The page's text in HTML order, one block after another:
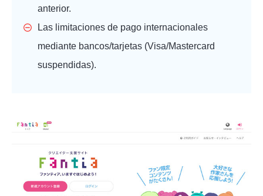
anterior.
Las limitaciones de pago internacionales
mediante bancos/tarjetas (Visa/Mastercard
suspendidas).